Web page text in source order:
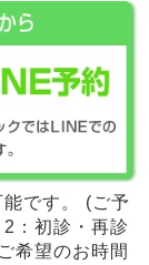
です。 (ご予
：初診・再診
希望のお時間